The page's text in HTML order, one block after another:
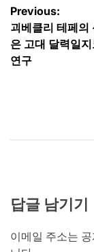
글
탐
색
Previous:
괴베클리 테페의
은 고대 달력일
연구
답글 남기기
이메일 주소는